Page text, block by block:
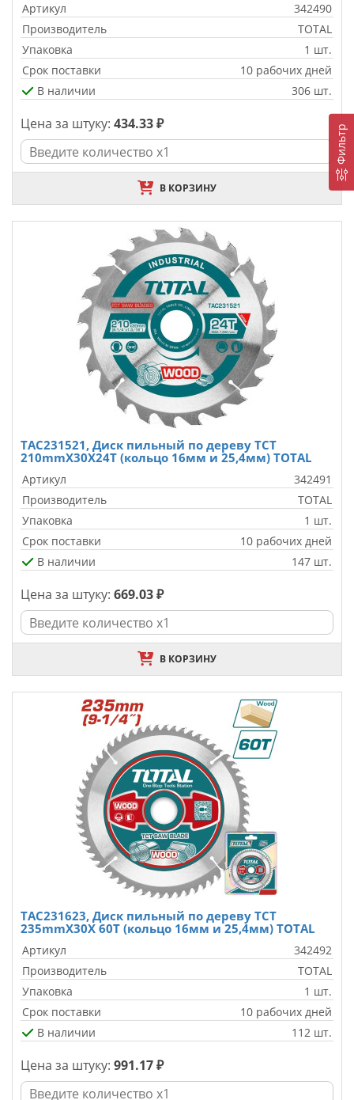
Фильтр
Артикул
342490
Производитель
TOTAL
Упаковка
1 шт.
Срок поставки
10 рабочих дней
В наличии
306 шт.
Цена за штуку: 434.33 ₽
В КОРЗИНУ
TAC231521, Диск пильный по дереву TCT
210mmX30X24T (кольцо 16мм и 25,4мм) TOTAL
Артикул
342491
Производитель
TOTAL
Упаковка
1 шт.
Срок поставки
10 рабочих дней
В наличии
147 шт.
Цена за штуку: 669.03 ₽
В КОРЗИНУ
TAC231623, Диск пильный по дереву TCT
235mmX30X 60T (кольцо 16мм и 25,4мм) TOTAL
Артикул
342492
Производитель
TOTAL
Упаковка
1 шт.
Срок поставки
10 рабочих дней
В наличии
112 шт.
Цена за штуку: 991.17 ₽